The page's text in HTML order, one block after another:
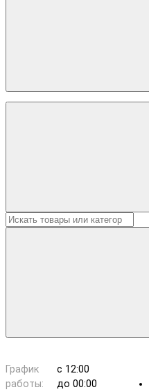
График
работы:
с 12:00
до 00:00